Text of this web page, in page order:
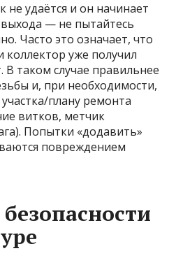
не удаётся и он начинает
— не пытайтесь
Часто это означает, что
коллектор уже получил
В таком случае правильнее
и, при необходимости,
плану ремонта
витков, метчик
Попытки «додавить»
повреждением